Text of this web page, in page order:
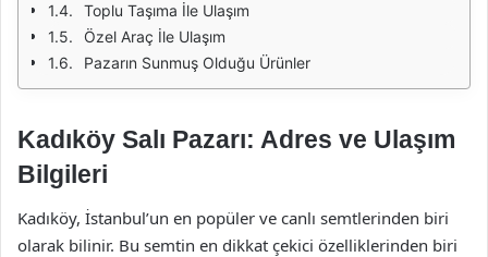
Toplu Taşıma İle Ulaşım
Özel Araç İle Ulaşım
Pazarın Sunmuş Olduğu Ürünler
Kadıköy Salı Pazarı: Adres ve Ulaşım
Bilgileri
Kadıköy, İstanbul’un en popüler ve canlı semtlerinden biri
olarak bilinir. Bu semtin en dikkat çekici özelliklerinden biri